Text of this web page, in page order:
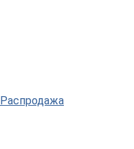
Распродажа